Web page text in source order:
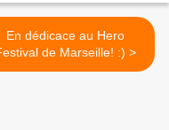
En dédicace au Hero
Festival de Marseille! :) >